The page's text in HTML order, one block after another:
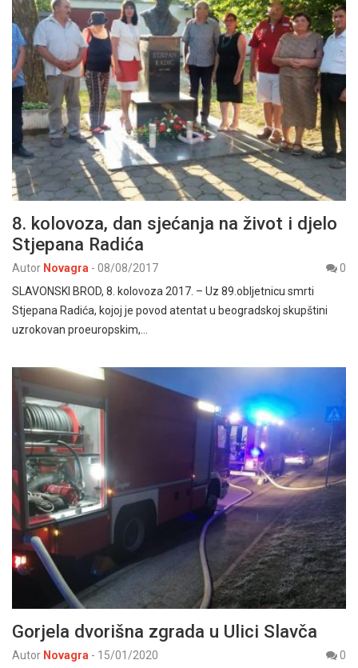
8. kolovoza, dan sjećanja na život i djelo
Stjepana Radića
Autor Novagra - 08/08/2017
0
SLAVONSKI BROD, 8. kolovoza 2017. – Uz 89.obljetnicu smrti
Stjepana Radića, kojoj je povod atentat u beogradskoj skupštini
uzrokovan proeuropskim,…
Gorjela dvorišna zgrada u Ulici Slavča
Autor Novagra - 15/01/2020
0